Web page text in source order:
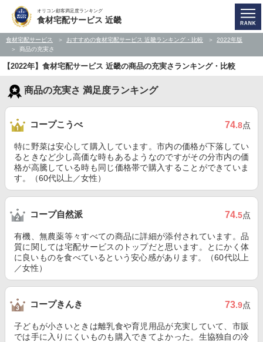
オリコン顧客満足度ランキング
食材宅配サービス 近畿
食材宅配サービス おすすめの食材宅配サービス 近畿ランキング・比較
2022年版
商品の充実さ
【2022年】食材宅配サービス 近畿の商品の充実さランキング・比較
商品の充実さ 満足度ランキング
コープこうべ 74.8点
特に野菜は安心して購入しています。市内の価格が下落してい
るときなど少し高価な時もあるようなのですがその分市内の価
格が高騰している時も同じ価格帯で購入することができていま
す。（60代以上／女性）
コープ自然派 74.5点
有機、無農薬等々すべての商品に詳細が添付されています。品
質に関しては宅配サービスのトップだと思います。とにかく体
に良いものを食べているという安心感があります。（60代以上
／女性）
コープきんき 73.9点
子どもが小さいときは離乳食や育児用品が充実していて、市販
では手に入りにくいものも購入できてよかった。生協独自の冷